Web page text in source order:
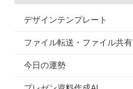
デザインテンプレート
ファイル転送・ファイル共有
今日の運勢